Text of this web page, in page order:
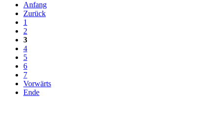
Anfang
Zurück
1
2
3
4
5
6
7
Vorwärts
Ende